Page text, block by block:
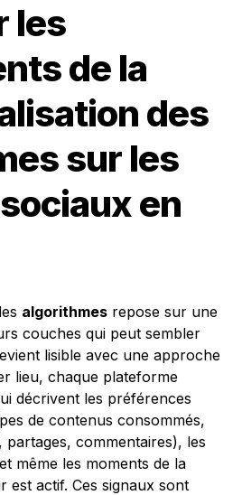
les
de la
des
sur les
en
algorithmes repose sur une
couches qui peut sembler
lisible avec une approche
lieu, chaque plateforme
décrivent les préférences
de contenus consommés,
partages, commentaires), les
même les moments de la
est actif. Ces signaux sont